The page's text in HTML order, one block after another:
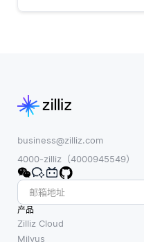
business@zilliz.com
4000-zilliz（4000945549）
产品
Zilliz Cloud
Milvus